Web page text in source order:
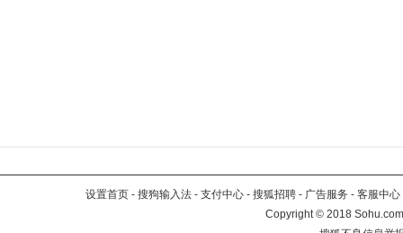
设置首页 - 搜狗输入法 - 支付中心 - 搜狐招聘 - 广告服务 - 客服中心
Copyright©2018